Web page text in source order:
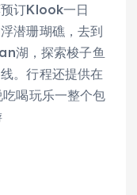
订Klook一日
潜珊瑚礁，去到
湖，探索梭子鱼
。行程还提供在
喝玩乐一整个包